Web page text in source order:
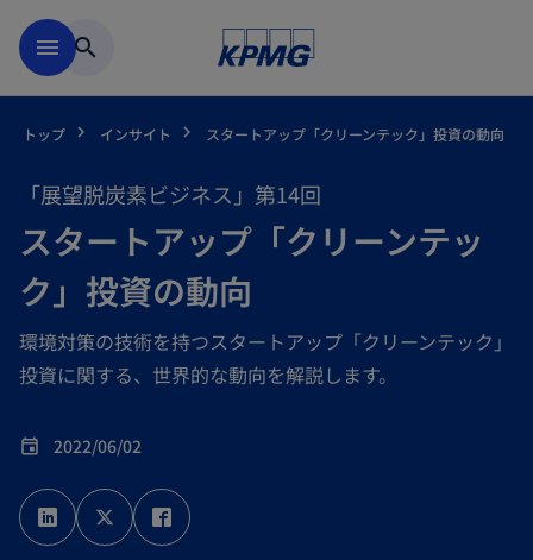
menu search
トップ インサイト スタートアップ「クリーンテック」投資の動向
「展望脱炭素ビジネス」第14回
スタートアップ「クリーンテッ
ク」投資の動向
環境対策の技術を持つスタートアップ「クリーンテック」
投資に関する、世界的な動向を解説します。
event 2022/06/02
新
し
い
タ
新
し
い
タ
し
い